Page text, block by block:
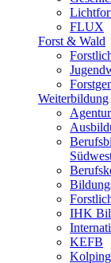
FLUX
Forst & Wald
Weiterbildung
IHK
KEFB